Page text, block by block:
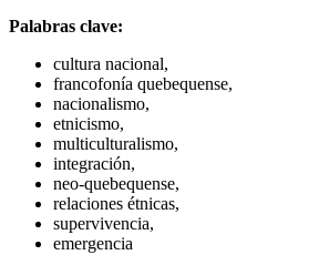
Palabras clave:
cultura nacional,
francofonía quebequense,
nacionalismo,
etnicismo,
multiculturalismo,
integración,
neo-quebequense,
relaciones étnicas,
supervivencia,
emergencia